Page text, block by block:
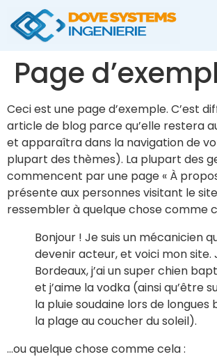
Page
Ceci est une page d’exemple. C’est
article de blog parce qu’elle restera
et apparaîtra dans la navigation de
plupart des thèmes). La plupart des
commencent par une page « À
présente aux personnes visitant le
ressembler à quelque chose comme
Bonjour ! Je suis un mécanicien
devenir acteur, et voici mon site.
Bordeaux, j’ai un super chien
et j’aime la vodka (ainsi qu’être
la pluie soudaine lors de longues
la plage au coucher du soleil).
…ou quelque chose comme cela :